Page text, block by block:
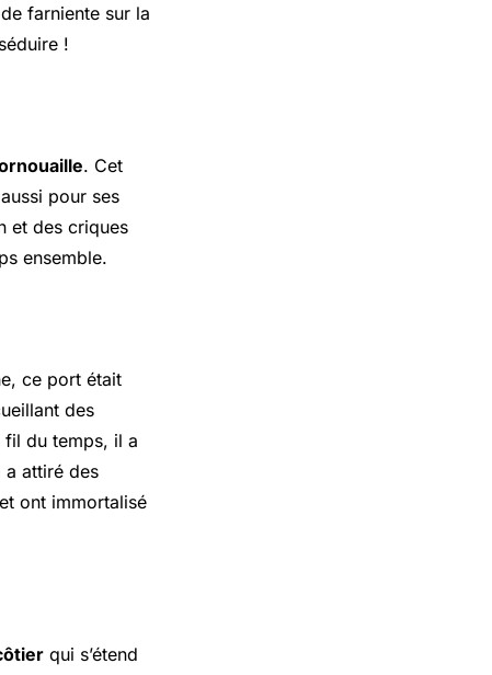
farniente sur la
!
. Cet
pour ses
et des criques
ensemble.
ce port était
des
fil du temps, il a
a attiré des
ont immortalisé
qui s’étend